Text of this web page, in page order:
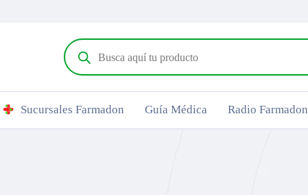
Sucursales Farmadon Guía Médica Radio Farmadon